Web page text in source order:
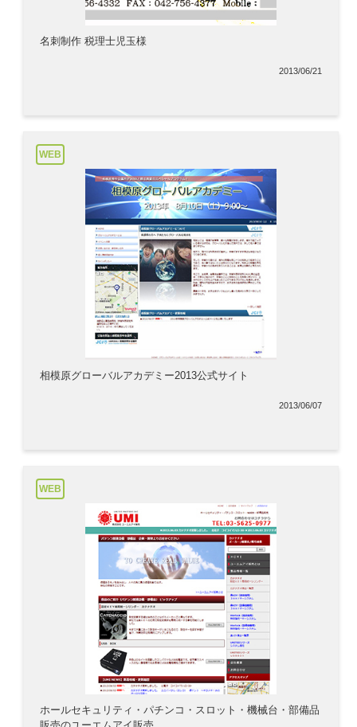
名刺制作 税理士児玉様
2013/06/21
WEB
相模原グローバルアカデミー2013公式サイト
2013/06/07
WEB
ホールセキュリティ・パチンコ・スロット・機械台・部備品